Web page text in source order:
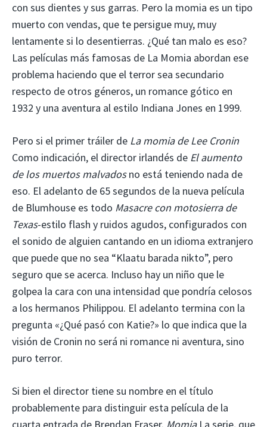
con sus dientes y sus garras. Pero la momia es un tipo
muerto con vendas, que te persigue muy, muy
lentamente si lo desentierras. ¿Qué tan malo es eso?
Las películas más famosas de La Momia abordan ese
problema haciendo que el terror sea secundario
respecto de otros géneros, un romance gótico en
1932 y una aventura al estilo Indiana Jones en 1999.
Pero si el primer tráiler de La momia de Lee Cronin
Como indicación, el director irlandés de El aumento
de los muertos malvadosno está teniendo nada de
eso. El adelanto de 65 segundos de la nueva película
de Blumhouse es todo Masacre con motosierra de
Texas-estilo flash y ruidos agudos, configurados con
el sonido de alguien cantando en un idioma extranjero
que puede que no sea “Klaatu barada nikto”, pero
seguro que se acerca. Incluso hay un niño que le
golpea la cara con una intensidad que pondría celosos
a los hermanos Philippou. El adelanto termina con la
pregunta «¿Qué pasó con Katie?» lo que indica que la
visión de Cronin no será ni romance ni aventura, sino
puro terror.
Si bien el director tiene su nombre en el título
probablemente para distinguir esta película de la
cuarta entrada de Brendan Fraser. MomiaLa serie, que